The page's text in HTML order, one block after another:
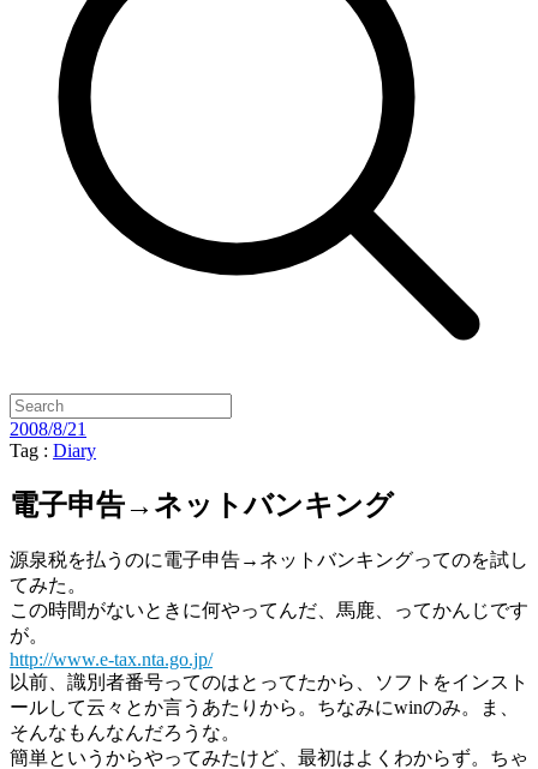
2008/8/21
Tag : Diary
電子申告→ネットバンキング
源泉税を払うのに電子申告→ネットバンキングってのを試し
てみた。
この時間がないときに何やってんだ、馬鹿、ってかんじです
が。
http://www.e-tax.nta.go.jp/
以前、識別者番号ってのはとってたから、ソフトをインスト
ールして云々とか言うあたりから。ちなみにwinのみ。ま、
そんなもんなんだろうな。
簡単というからやってみたけど、最初はよくわからず。ちゃ